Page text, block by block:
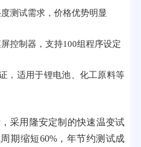
度测试需求，价格优势明显
屏控制器，支持100组程序设定
，适用于锂电池、化工原料等
采用隆安定制的快速温变试
期缩短60%，年节约测试成